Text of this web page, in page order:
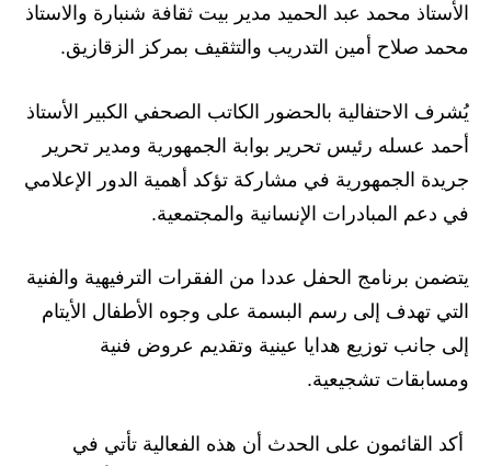
الأستاذ محمد عبد الحميد مدير بيت ثقافة شنبارة والاستاذ
محمد صلاح أمين التدريب والتثقيف بمركز الزقازيق.
يُشرف الاحتفالية بالحضور الكاتب الصحفي الكبير الأستاذ
أحمد عسله رئيس تحرير بوابة الجمهورية ومدير تحرير
جريدة الجمهورية في مشاركة تؤكد أهمية الدور الإعلامي
في دعم المبادرات الإنسانية والمجتمعية.
يتضمن برنامج الحفل عددا من الفقرات الترفيهية والفنية
التي تهدف إلى رسم البسمة على وجوه الأطفال الأيتام
إلى جانب توزيع هدايا عينية وتقديم عروض فنية
ومسابقات تشجيعية.
أكد القائمون على الحدث أن هذه الفعالية تأتي في